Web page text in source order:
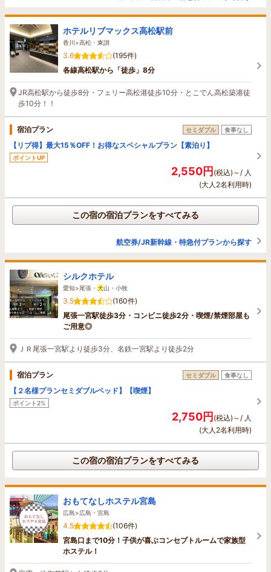
ホテルリブマックス高松駅前
香川>高松・東讃
3.6
(195件)
各線高松駅から「徒歩」8分
JR高松駅から徒歩8分・フェリー高松港徒歩10分・とこでん高松築港徒
歩10分！！
宿泊プラン セミダブル 食事なし
【リブ得】最大15％OFF！お得なスペシャルプラン【素泊り】
ポイントUP
2,550円(税込)～/ 人
(大人2名利用時)
この宿の宿泊プランをすべてみる
航空券/JR新幹線・特急付プランから探す
シルクホテル
愛知>尾張・ 犬山・小牧
3.5
(160件)
尾張一宮駅徒歩3分・コンビニ徒歩2分・喫煙/禁煙部屋も
ご用意◎
ＪＲ尾張一宮駅より徒歩3分、名鉄一宮駅より徒歩2分
宿泊プラン セミダブル 食事なし
【２名様プランセミダブルベッド】【喫煙】
ポイント2%
2,750円(税込)～/ 人
(大人2名利用時)
この宿の宿泊プランをすべてみる
おもてなしホステル宮島
広島>広島・宮島
4.5
(106件)
宮島口まで10分！子供が喜ぶコンセプトルームで家族型
ホステル！